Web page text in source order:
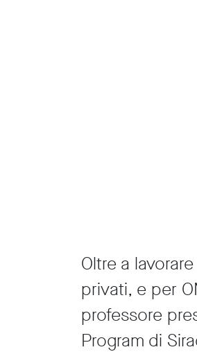
Oltre a
privati, e per
professore
Program di